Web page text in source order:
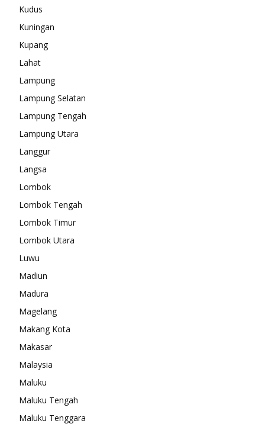
Kudus
Kuningan
Kupang
Lahat
Lampung
Lampung Selatan
Lampung Tengah
Lampung Utara
Langgur
Langsa
Lombok
Lombok Tengah
Lombok Timur
Lombok Utara
Luwu
Madiun
Madura
Magelang
Makang Kota
Makasar
Malaysia
Maluku
Maluku Tengah
Maluku Tenggara